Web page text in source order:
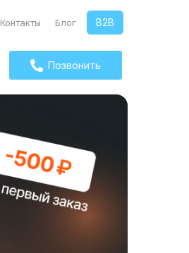
Контакты Блог B2B
Позвонить